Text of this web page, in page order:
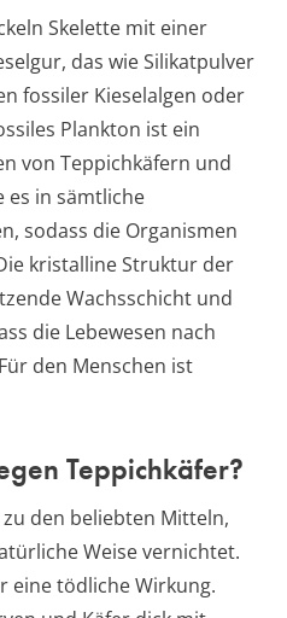
Skelette mit einer
das wie Silikatpulver
fossiler Kieselalgen oder
Plankton ist ein
von Teppichkäfern und
es in sämtliche
sodass die Organismen
kristalline Struktur der
Wachsschicht und
die Lebewesen nach
den Menschen ist
Teppichkäfer?
den beliebten Mitteln,
Weise vernichtet.
eine tödliche Wirkung.